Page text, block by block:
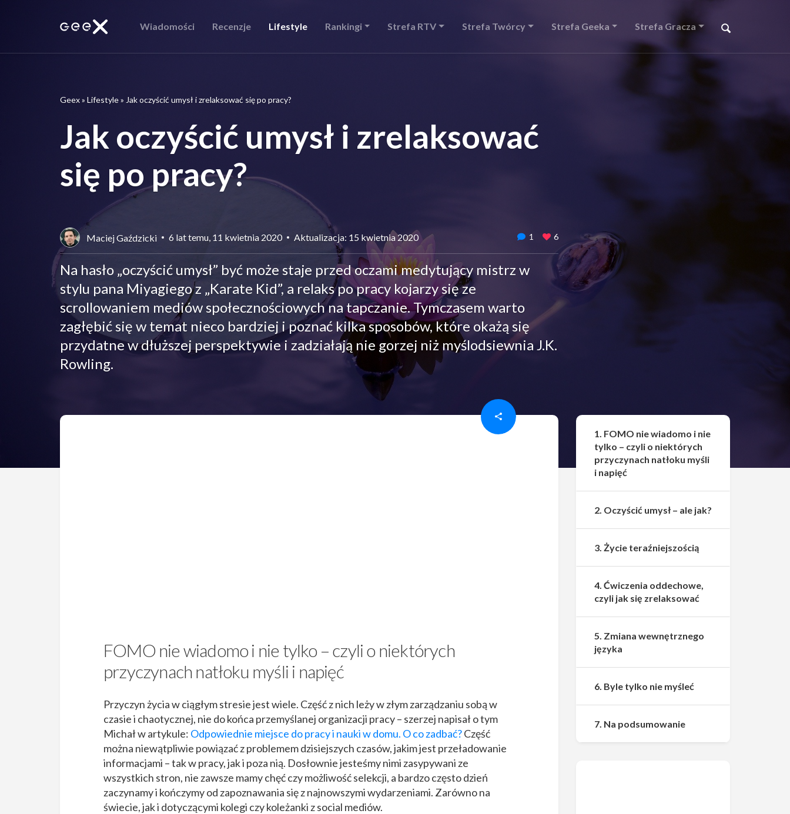
Wiadomości Recenzje Lifestyle Rankingi Strefa RTV Strefa Twórcy Strefa Geeka Strefa Gracza
Geex» Lifestyle» Jak oczyścić umysł i zrelaksować się po pracy?
Jak oczyścić umysł i zrelaksować
się po pracy?
Maciej Gaździcki 6 lat temu, 11 kwietnia 2020 Aktualizacja: 15 kwietnia 2020 1 6
Na hasło „oczyścić umysł” być może staje przed oczami medytujący mistrz w
stylu pana Miyagiego z „Karate Kid”, a relaks po pracy kojarzy się ze
scrollowaniem mediów społecznościowych na tapczanie. Tymczasem warto
zagłębić się w temat nieco bardziej i poznać kilka sposobów, które okażą się
przydatne w dłuższej perspektywie i zadziałają nie gorzej niż myślodsiewnia J.K.
Rowling.
FOMO nie wiadomo i nie tylko – czyli o niektórych
przyczynach natłoku myśli i napięć
Przyczyn życia w ciągłym stresie jest wiele. Część z nich leży w złym zarządzaniu sobą w
czasie i chaotycznej, nie do końca przemyślanej organizacji pracy – szerzej napisał o tym
Michał w artykule: Odpowiednie miejsce do pracy i nauki w domu. O co zadbać?Część
można niewątpliwie powiązać z problemem dzisiejszych czasów, jakim jest przeładowanie
informacjami – tak w pracy, jak i poza nią. Dosłownie jesteśmy nimi zasypywani ze
wszystkich stron, nie zawsze mamy chęć czy możliwość selekcji, a bardzo często dzień
zaczynamy i kończymy od zapoznawania się z najnowszymi wydarzeniami. Zarówno na
świecie, jak i dotyczącymi kolegi czy koleżanki z social mediów.
1. FOMO nie wiadomo i nie
tylko – czyli o niektórych
przyczynach natłoku myśli
i napięć
2. Oczyścić umysł – ale jak?
3. Życie teraźniejszością
4. Ćwiczenia oddechowe,
czyli jak się zrelaksować
5. Zmiana wewnętrznego
języka
6. Byle tylko nie myśleć
7. Na podsumowanie